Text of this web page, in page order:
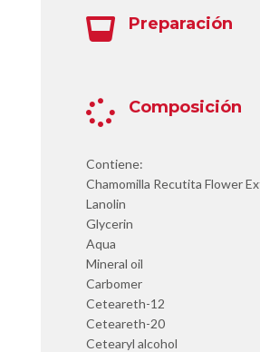
 Preparación
 Composición
Contiene:
Chamomilla Recutita Flower
Lanolin
Glycerin
Aqua
Mineral oil
Carbomer
Ceteareth-12
Ceteareth-20
Cetearyl alcohol